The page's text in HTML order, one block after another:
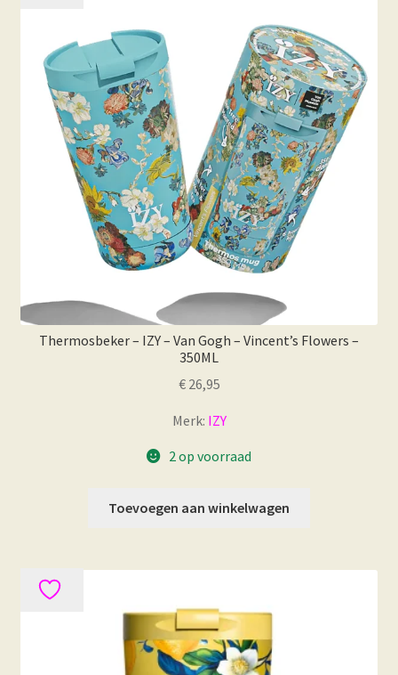
Thermosbeker – IZY – Van Gogh – Vincent’s Flowers –
350ML
€26,95
Merk: IZY
2 op voorraad
Toevoegen aan winkelwagen